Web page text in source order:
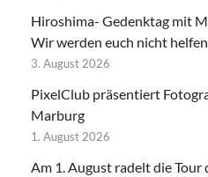
Hiroshima- Gedenktag mit
Wir werden euch nicht
3. August 2026
PixelClub präsentiert
Marburg
1. August 2026
Am 1. August radelt die Tour